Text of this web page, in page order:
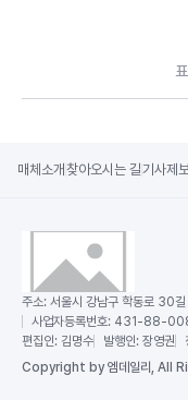
매체소개 찾아오시는 길기사제
주소: 서울시 강남구 학동로 30
사업자등록번호: 431-88-
편집인: 김명수 발행인: 장영권
Copyright by 엠데일리, All